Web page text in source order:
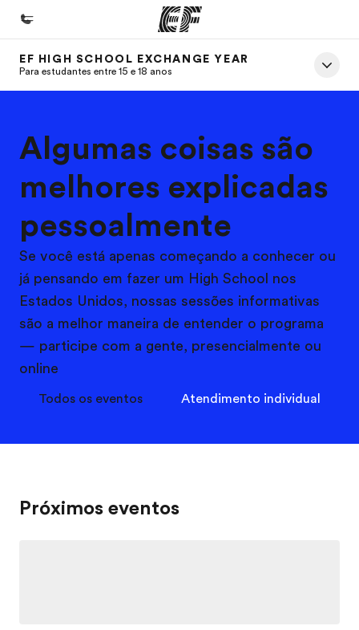
Início
Programas
Saiba tudo que oferecemos
Lojas
Encontre uma loja
Sobre nós
Quem somos
Carreiras
EF HIGH SCHOOL EXCHANGE YEAR
Para estudantes entre 15 e 18 anos
Algumas coisas são
melhores explicadas
pessoalmente
Se você está apenas começando a conhecer ou
já pensando em fazer um High School nos
Estados Unidos, nossas sessões informativas
são a melhor maneira de entender o programa
— participe com a gente, presencialmente ou
online
Todos os eventos Atendimento individual
Próximos eventos